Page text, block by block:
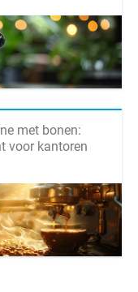
met bonen:
voor kantoren